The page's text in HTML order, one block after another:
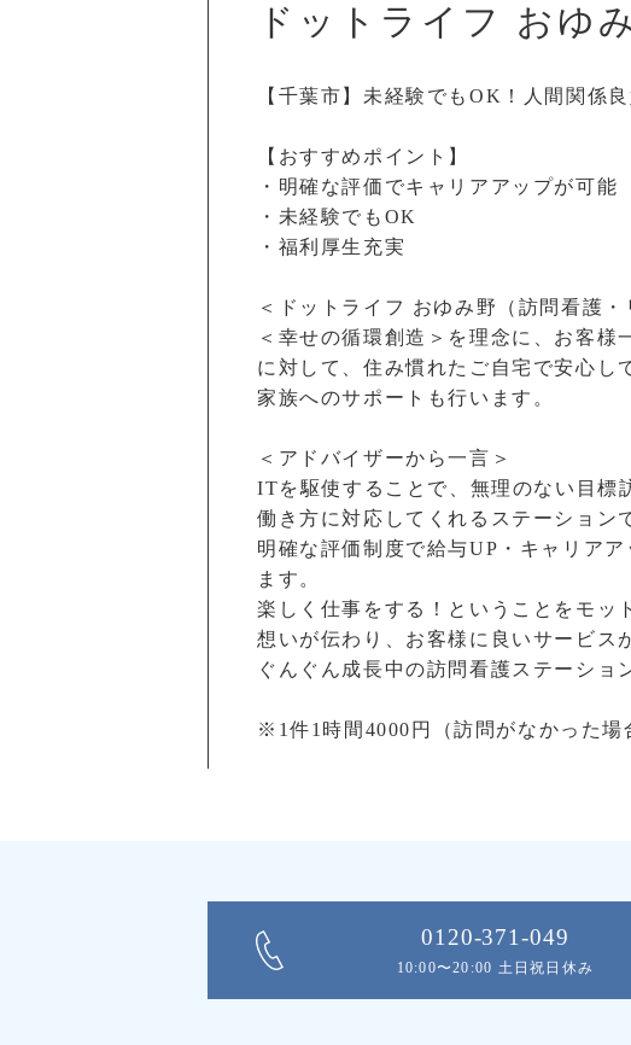
ドットライフ おゆ
【千葉市】未経験でもOK！人間関係
【おすすめポイント】
・明確な評価でキャリアアップが可能
・未経験でもOK
・福利厚生充実
＜ドットライフ おゆみ野（訪問看護・
＜幸せの循環創造＞を理念に、お客
に対して、住み慣れたご自宅で安心し
家族へのサポートも行います。
＜アドバイザーから一言＞
ITを駆使することで、無理のない目標
働き方に対応してくれるステーション
明確な評価制度で給与UP・キャリア
ます。
楽しく仕事をする！ということをモッ
想いが伝わり、お客様に良いサービス
ぐんぐん成長中の訪問看護ステーショ
※1件1時間4000円（訪問がなかった場
0120-371-049
10:00〜20:00 土日祝日休み